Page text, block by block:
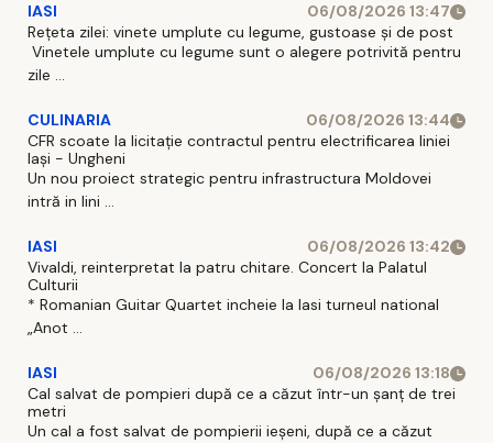
IASI
06/08/2026 13:47
Rețeta zilei: vinete umplute cu legume, gustoase și de post
Vinetele umplute cu legume sunt o alegere potrivită pentru
zile ...
CULINARIA
06/08/2026 13:44
CFR scoate la licitație contractul pentru electrificarea liniei
Iași - Ungheni
Un nou proiect strategic pentru infrastructura Moldovei
intră in lini ...
IASI
06/08/2026 13:42
Vivaldi, reinterpretat la patru chitare. Concert la Palatul
Culturii
* Romanian Guitar Quartet incheie la Iasi turneul national
„Anot ...
IASI
06/08/2026 13:18
Cal salvat de pompieri după ce a căzut într-un şanţ de trei
metri
Un cal a fost salvat de pompierii ieşeni, după ce a căzut